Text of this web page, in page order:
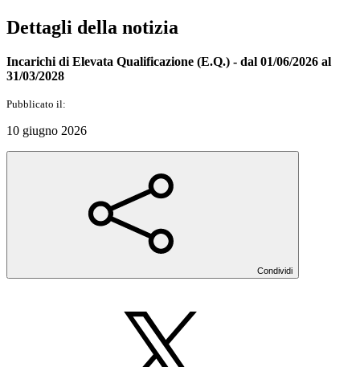
Dettagli della notizia
Incarichi di Elevata Qualificazione (E.Q.) - dal 01/06/2026 al
31/03/2028
Pubblicato il:
10 giugno 2026
Condividi